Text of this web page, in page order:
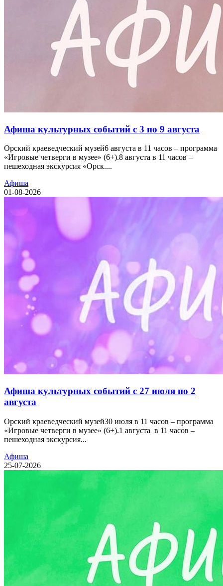
Афиша культурных событий с 3 по 9 августа
Орский краеведческий музей6 августа в 11 часов – программа
«Игровые четверги в музее» (6+).8 августа в 11 часов –
пешеходная экскурсия «Орск....
Афиша
01-08-2026
Афиша культурных событий с 27 июля по 2
августа
Орский краеведческий музей30 июля в 11 часов – программа
«Игровые четверги в музее» (6+).1 августа в 11 часов –
пешеходная экскурсия...
Афиша
25-07-2026